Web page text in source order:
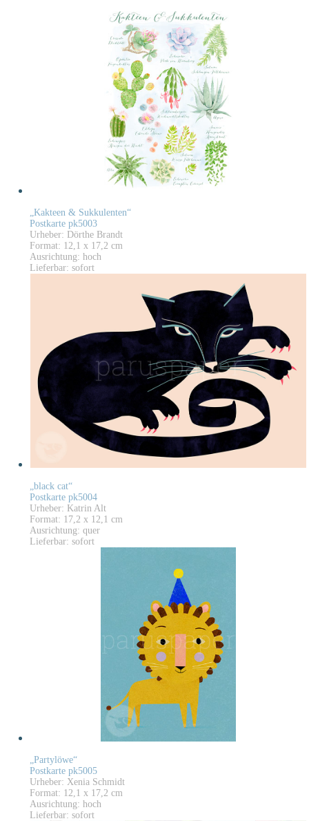
„Kakteen & Sukkulenten“
Postkarte pk5003
Urheber: Dörthe Brandt
Format: 12,1 x 17,2 cm
Ausrichtung: hoch
Lieferbar: sofort
„black cat“
Postkarte pk5004
Urheber: Katrin Alt
Format: 17,2 x 12,1 cm
Ausrichtung: quer
Lieferbar: sofort
„Partylöwe“
Postkarte pk5005
Urheber: Xenia Schmidt
Format: 12,1 x 17,2 cm
Ausrichtung: hoch
Lieferbar: sofort